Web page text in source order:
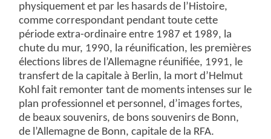
physiquement et par les hasards de l’Histoire,
comme correspondant pendant toute cette
période extra-ordinaire entre 1987 et 1989, la
chute du mur, 1990, la réunification, les premières
élections libres de l’Allemagne réunifiée, 1991, le
transfert de la capitale à Berlin, la mort d’Helmut
Kohl fait remonter tant de moments intenses sur le
plan professionnel et personnel, d’images fortes,
de beaux souvenirs, de bons souvenirs de Bonn,
de l’Allemagne de Bonn, capitale de la RFA.